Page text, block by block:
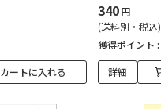
カートに入れる
340円
(送料別・税込)
獲得ポイント :
詳細